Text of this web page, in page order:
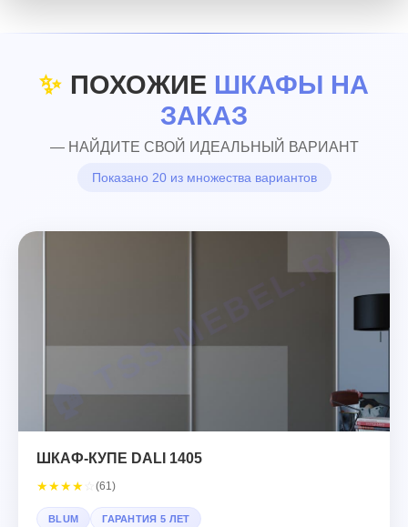
✨ ПОХОЖИЕ ШКАФЫ НА
ЗАКАЗ
— НАЙДИТЕ СВОЙ ИДЕАЛЬНЫЙ ВАРИАНТ
Показано 20 из множества вариантов
ШКАФ-КУПЕ DALI 1405
★★★★ (61)
BLUM ГАРАНТИЯ 5 ЛЕТ